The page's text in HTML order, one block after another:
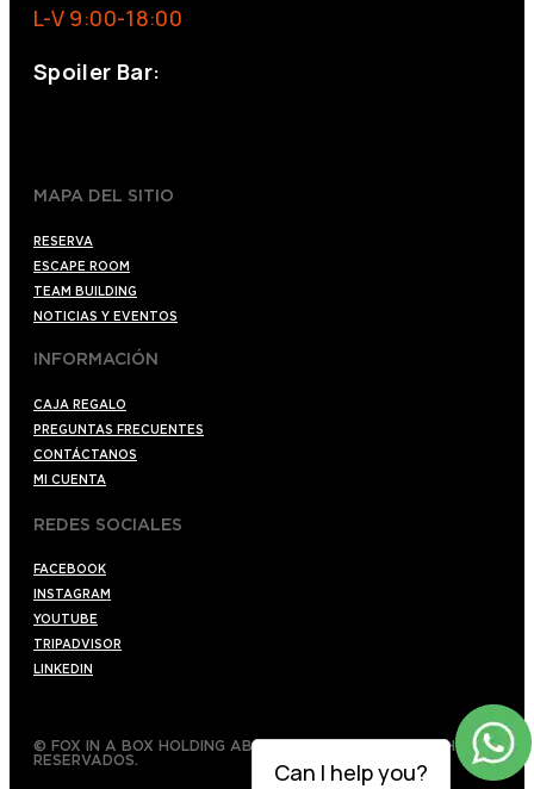
L-V 9:00-18:00
Spoiler Bar:
MAPA DEL SITIO
RESERVA
ESCAPE ROOM
TEAM BUILDING
NOTICIAS Y EVENTOS
INFORMACIÓN
CAJA REGALO
PREGUNTAS FRECUENTES
CONTÁCTANOS
MI CUENTA
REDES SOCIALES
FACEBOOK
INSTAGRAM
YOUTUBE
TRIPADVISOR
LINKEDIN
© FOX IN A BOX HOLDING AB 2022 TODOS LOS DERECHOS
RESERVADOS.
Can I help you?